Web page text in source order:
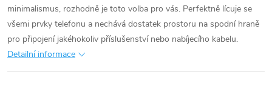
minimalismus, rozhodně je toto volba pro vás. Perfektně lícuje se
všemi prvky telefonu a nechává dostatek prostoru na spodní hraně
pro připojení jakéhokoliv příslušenství nebo nabíjecího kabelu.
Detailní informace